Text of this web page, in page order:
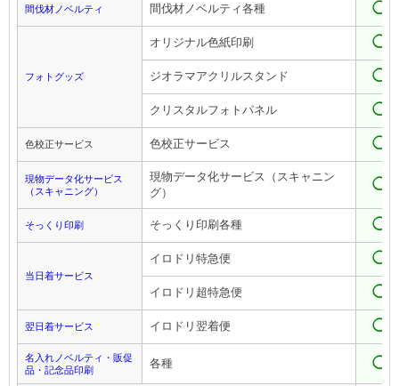
間伐材ノベルティ 間伐材ノベルティ各種 ◯
フォトグッズ
オリジナル色紙印刷 ◯
ジオラマアクリルスタンド ◯
クリスタルフォトパネル ◯
色校正サービス 色校正サービス ◯
現物データ化サービス
（スキャニング）
現物データ化サービス（スキャニン
グ）
◯
そっくり印刷 そっくり印刷各種 ◯
当日着サービス
イロドリ特急便 ◯
イロドリ超特急便 ◯
翌日着サービス イロドリ翌着便 ◯
名入れノベルティ・販促
品・記念品印刷
各種 ◯